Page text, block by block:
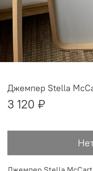
Джемпер Stella
3 120 ₽